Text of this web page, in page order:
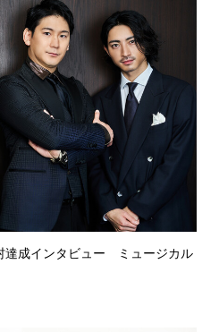
達成インタビュー ミュージカル